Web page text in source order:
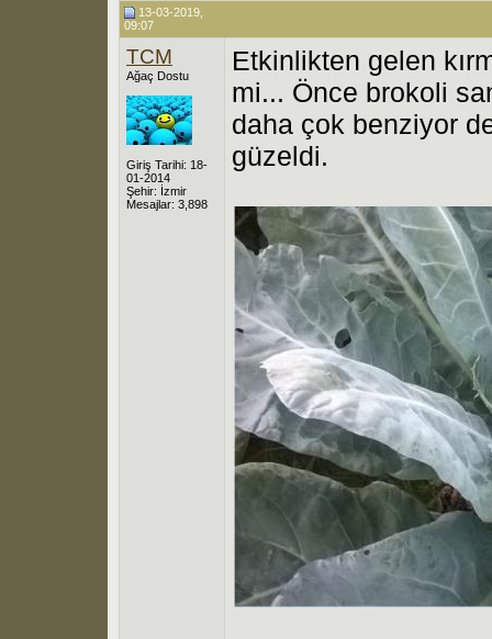
13-03-2019,
09:07
TCM
Ağaç Dostu
Giriş Tarihi: 18-
01-2014
Şehir: İzmir
Mesajlar: 3,898
Etkinlikten gelen
mi... Önce brokoli
daha çok benziyor
güzeldi.